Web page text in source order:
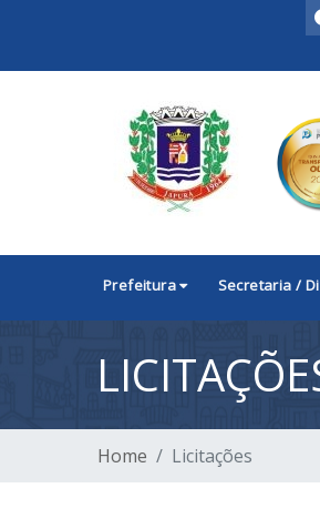
Prefeitura Secretaria /
Home Licitações